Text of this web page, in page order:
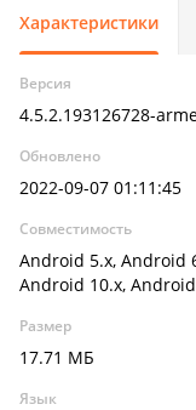
Характеристики
Версия
4.5.2.193126728-
Обновлено
2022-09-07 01:11:45
Совместимость
Android 5.x, Android
Android 10.x,
Размер
17.71 МБ
Язык